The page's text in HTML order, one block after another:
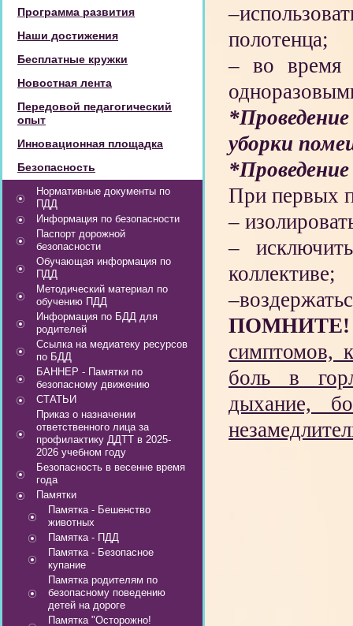
полотенца;
– во время
уборки
При первых
–
–
коллективе;
симптомов,
боль в
дыхание,
Программа развития
Наши достижения
Бесплатные кружки
Новостная лента
Передовой педагогический
опыт
Инновационная площадка
Безопасность
Нормативные документы по
ПДД
Информация по безопасности
Паспорт дорожной
безопасности
Обучающая информация по
ПДД
Методический материал по
обучению ПДД
Информация по БДД для
родителей
Ссылка на медиатеку ресурсов
по БДД
БАННЕР - Памятки по
безопасному движению
СТАТЬИ
Приказ о назначении
ответственного лица за
профилактику ДДТТ в 2025-
2026 учебном году
Безопасность в весенне время
года
Памятки
Памятка - Бешенство
животных
Памятка - ПДД
Памятка - Безопасное
купание
Памятка родителям по
безопасному поведению
детей на дороге
Памятка "Осторожно!